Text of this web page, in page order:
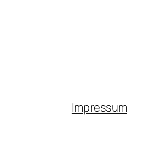
Impressum